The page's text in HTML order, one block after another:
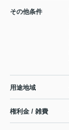
その他条件
用途地域
権利金 / 雑費